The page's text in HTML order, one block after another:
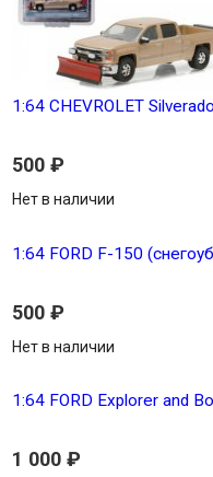
1:64 CHEVROLET
500 ₽
Нет в наличии
1:64 FORD F-150
500 ₽
Нет в наличии
1:64 FORD Explorer and
1 000 ₽